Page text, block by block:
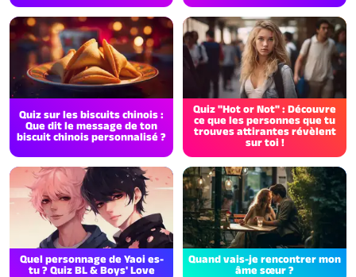
Quiz sur les biscuits chinois :
Que dit le message de ton
biscuit chinois personnalisé ?
Quiz "Hot or Not" : Découvre
ce que les personnes que tu
trouves attirantes révèlent
sur toi !
Quel personnage de Yaoi es-
tu ? Quiz BL & Boys' Love
Quand vais-je rencontrer mon
âme sœur ?